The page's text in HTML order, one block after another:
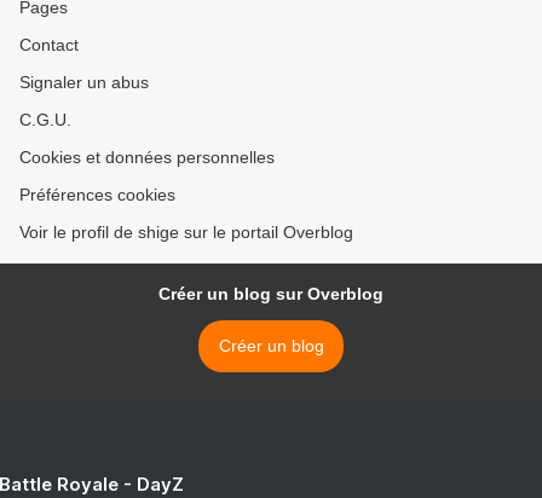
Pages
Contact
Signaler un abus
C.G.U.
Cookies et données personnelles
Préférences cookies
Voir le profil de shige sur le portail Overblog
Créer un blog sur Overblog
Créer un blog
Royale - DayZ